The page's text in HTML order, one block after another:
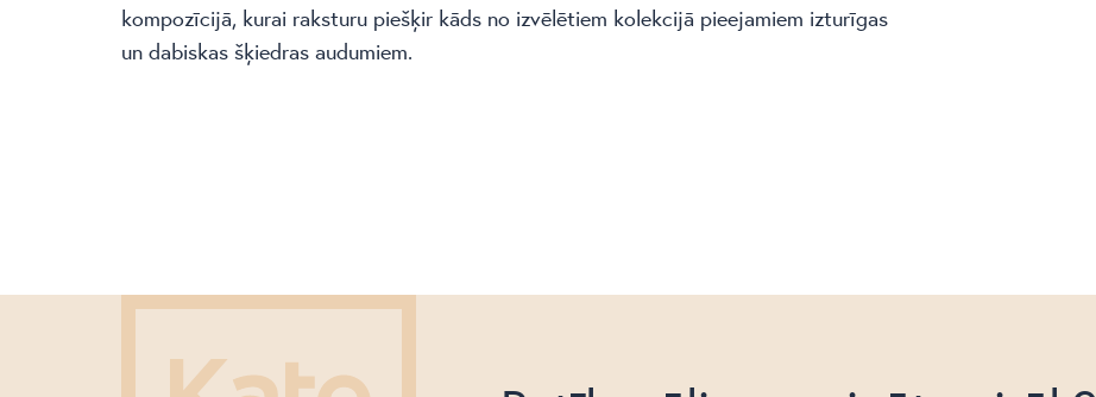
kompozīcijā, kurai raksturu piešķir kāds no izvēlētiem kolekcijā pieejamiem izturīgas
un dabiskas šķiedras audumiem.